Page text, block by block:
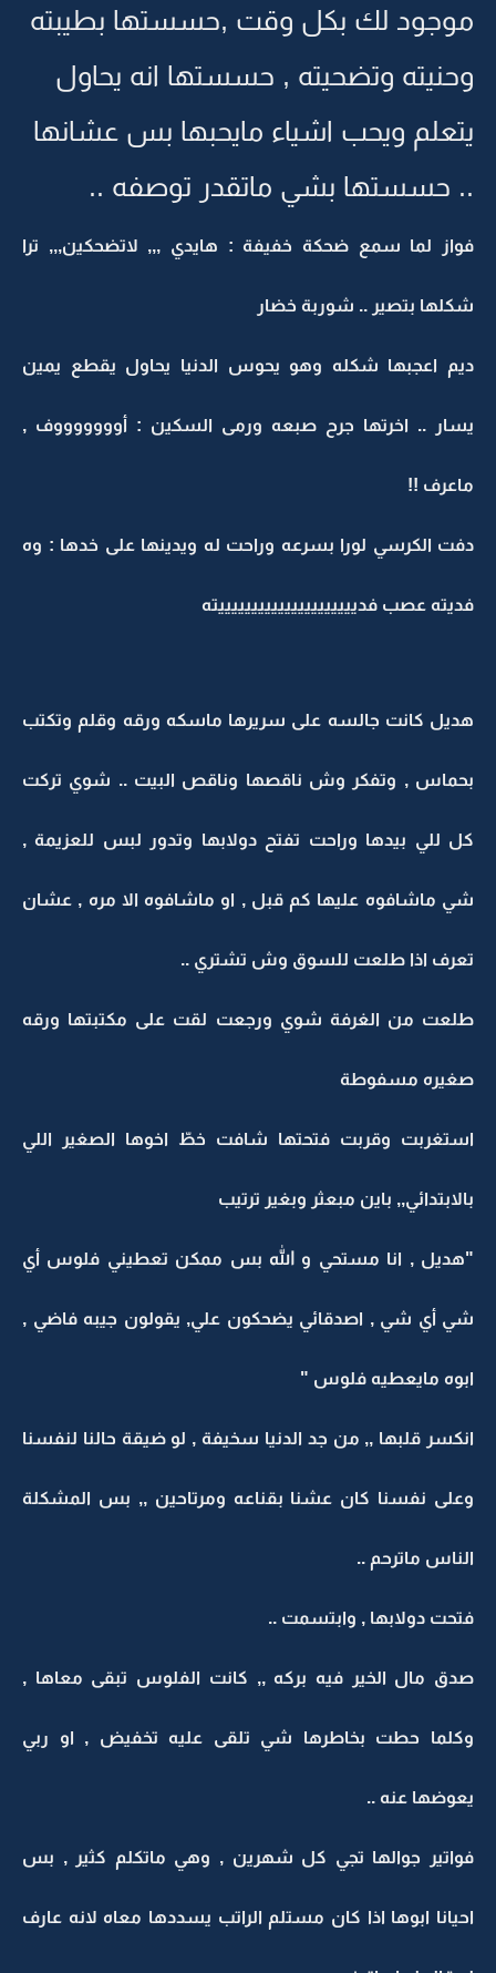
موجود لك بكل وقت ,حسستها بطيبته
وحنيته وتضحيته , حسستها انه يحاول
يتعلم ويحب اشياء مايحبها بس عشانها
.. حسستها بشي ماتقدر توصفه ..
فواز لما سمع ضحكة خفيفة : هايدي ,,, لاتضحكين,,, ترا
شكلها بتصير .. شوربة خضار
ديم اعجبها شكله وهو يحوس الدنيا يحاول يقطع يمين
يسار .. اخرتها جرح صبعه ورمى السكين : أوووووووف ,
ماعرف !!
دفت الكرسي لورا بسرعه وراحت له ويدينها على خدها : وه
فديته عصب فديييييييييييييييييييييته
هديل كانت جالسه على سريرها ماسكه ورقه وقلم وتكتب
بحماس , وتفكر وش ناقصها وناقص البيت .. شوي تركت
كل للي بيدها وراحت تفتح دولابها وتدور لبس للعزيمة ,
شي ماشافوه عليها كم قبل , او ماشافوه الا مره , عشان
تعرف اذا طلعت للسوق وش تشتري ..
طلعت من الغرفة شوي ورجعت لقت على مكتبتها ورقه
صغيره مسفوطة
استغربت وقربت فتحتها شافت خطّ اخوها الصغير اللي
بالابتدائي,, باين مبعثر وبغير ترتيب
"هديل , انا مستحي و الله بس ممكن تعطيني فلوس أي
شي أي شي , اصدقائي يضحكون علي, يقولون جيبه فاضي ,
ابوه مايعطيه فلوس "
انكسر قلبها ,, من جد الدنيا سخيفة , لو ضيقة حالنا لنفسنا
وعلى نفسنا كان عشنا بقناعه ومرتاحين ,, بس المشكلة
الناس ماترحم ..
فتحت دولابها , وابتسمت ..
صدق مال الخير فيه بركه ,, كانت الفلوس تبقى معاها ,
وكلما حطت بخاطرها شي تلقى عليه تخفيض , او ربي
يعوضها عنه ..
فواتير جوالها تجي كل شهرين , وهي ماتكلم كثير , بس
احيانا ابوها اذا كان مستلم الراتب يسددها معاه لانه عارف